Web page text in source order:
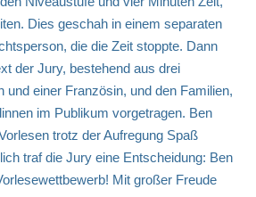
Dies geschah in einem separaten
die die Zeit stoppte. Dann
der Jury, bestehend aus drei
und einer Französin, und den Familien,
im Publikum vorgetragen. Ben
trotz der Aufregung Spaß
traf die Jury eine Entscheidung: Ben
Mit großer Freude